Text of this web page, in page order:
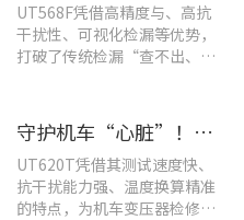
UT568F凭借高精度与、高抗
干扰性、可视化检漏等优势，
打破了传统检漏“查不出、查
守护机车“心脏”！优利德UT620T助力HXD3C主变压器高效检修
UT620T凭借其测试速度快、
抗干扰能力强、温度换算精准
的特点，为机车变压器检修带